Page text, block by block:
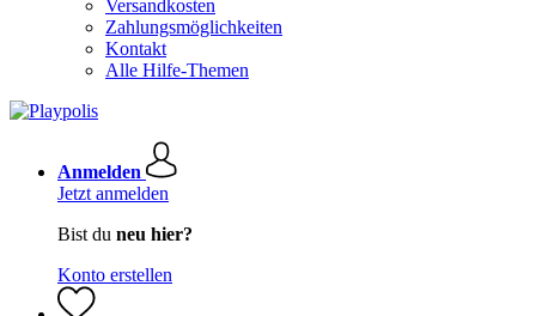
Versandkosten
Zahlungsmöglichkeiten
Kontakt
Alle Hilfe-Themen
Anmelden
Jetzt anmelden
Bist du neu hier?
Konto erstellen